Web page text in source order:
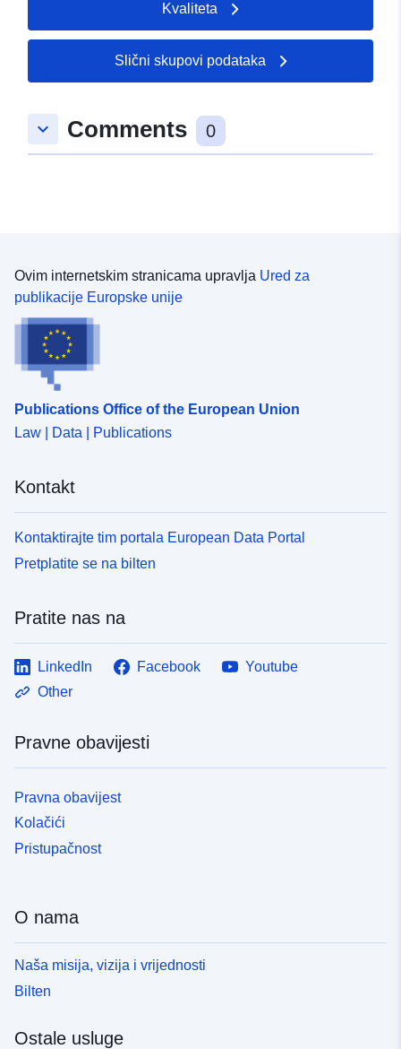
historie-
Kvaliteta
Slični skupovi podataka
keyboard_arrow_down Comments 0
Ovim internetskim stranicama upravlja Ured za
publikacije Europske unije
Publications Office of the European Union
Law | Data | Publications
Kontakt
Kontaktirajte tim portala European Data Portal
Pretplatite se na bilten
Pratite nas na
LinkedIn Facebook
Youtube
Other
Pravne obavijesti
Pravna obavijest
Kolačići
Pristupačnost
O nama
Naša misija, vizija i vrijednosti
Bilten
Ostale usluge